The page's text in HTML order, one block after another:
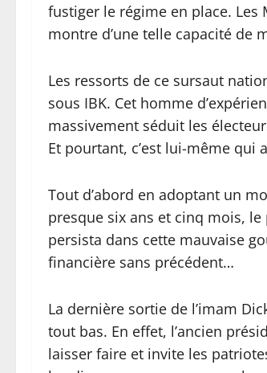
fustiger le régime en place. Les
montre d’une telle capacité de
Les ressorts de ce sursaut
sous IBK. Cet homme
massivement séduit les
Et pourtant, c’est lui-même
Tout d’abord en adoptant un
presque six ans et cinq mois, le
persista dans cette mauvaise
financière sans précédent…
La dernière sortie de l’imam
tout bas. En effet, l’ancien
laisser faire et invite les